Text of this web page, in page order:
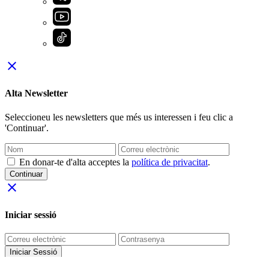
close
Alta Newsletter
Seleccioneu les newsletters que més us interessen i feu clic a
'Continuar'.
En donar-te d'alta acceptes la política de privacitat.
Continuar
close
Iniciar sessió
Iniciar Sessió